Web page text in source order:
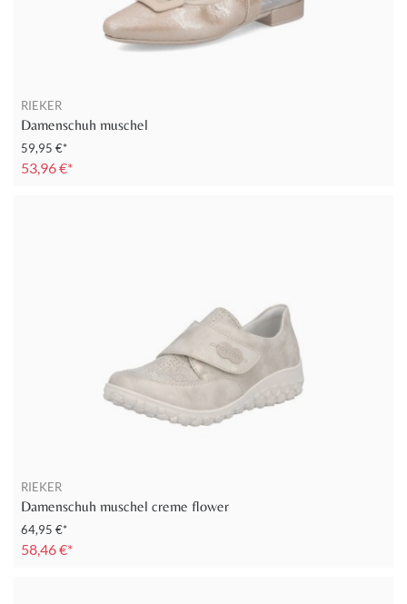
RIEKER
Damenschuh muschel
59,95 €*
53,96 €*
RIEKER
Damenschuh muschel creme flower
64,95 €*
58,46 €*